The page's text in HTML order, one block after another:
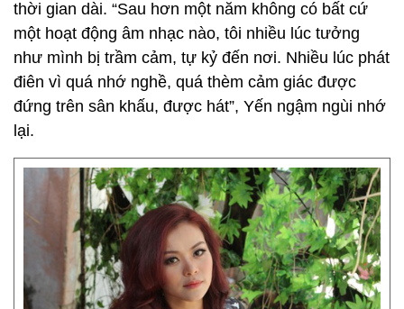
thời gian dài. “Sau hơn một năm không có bất cứ
một hoạt động âm nhạc nào, tôi nhiều lúc tưởng
như mình bị trầm cảm, tự kỷ đến nơi. Nhiều lúc phát
điên vì quá nhớ nghề, quá thèm cảm giác được
đứng trên sân khấu, được hát”, Yến ngậm ngùi nhớ
lại.